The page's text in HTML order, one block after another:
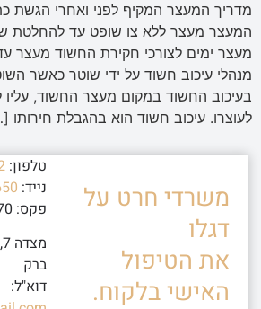
מדריך המעצר המקיף לפני ואחרי הגשת
המעצר מעצר ללא צו שופט עד להחלטת
מעצר ימים לצורכי חקירת החשוד מעצר
מנהלי עיכוב חשוד על ידי שוטר כאשר
בעיכוב החשוד במקום מעצר החשוד,
לעוצרו. עיכוב חשוד הוא בהגבלת חירותו
משרדי חרט על
דגלו
את הטיפול
האישי בלקוח.
טלפון:
נייד:
פקס: 077-3180570
ברק
דוא"ל: